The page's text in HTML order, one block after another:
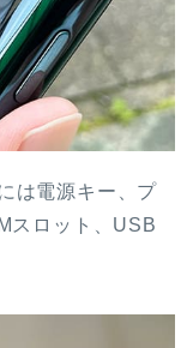
は電源キー、プ
スロット、USB